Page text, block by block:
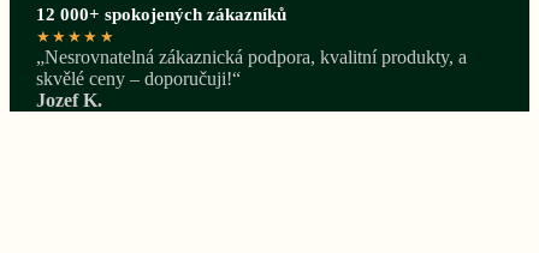
12 000+ spokojených zákazníků
★★★★★
„Nesrovnatelná zákaznická podpora, kvalitní produkty, a
skvělé ceny – doporučuji!“
Jozef K.